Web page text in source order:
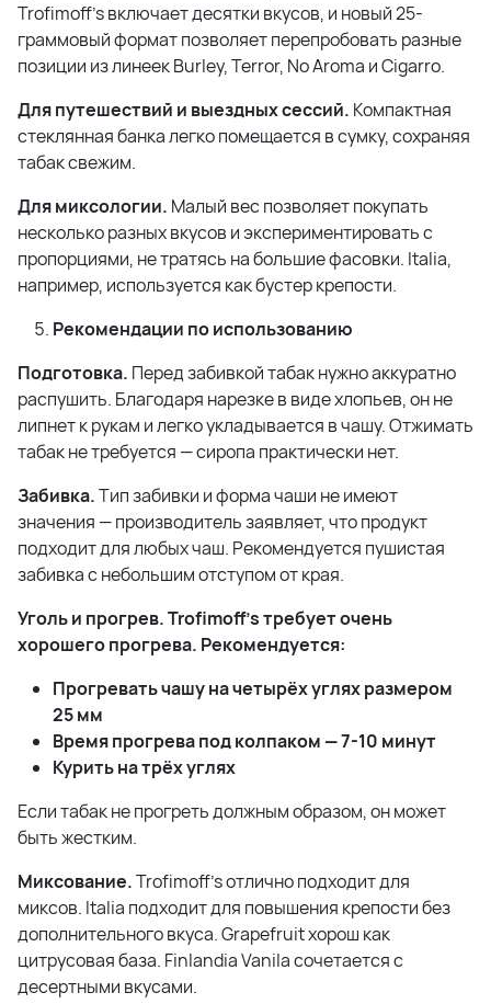
Trofimoff's включает десятки вкусов, и новый 25-
граммовый формат позволяет перепробовать разные
позиции из линеек Burley, Terror, No Aroma и Cigarro.
Для путешествий и выездных сессий. Компактная
стеклянная банка легко помещается в сумку, сохраняя
табак свежим.
Для миксологии. Малый вес позволяет покупать
несколько разных вкусов и экспериментировать с
пропорциями, не тратясь на большие фасовки. Italia,
например, используется как бустер крепости.
Рекомендации по использованию
Подготовка. Перед забивкой табак нужно аккуратно
распушить. Благодаря нарезке в виде хлопьев, он не
липнет к рукам и легко укладывается в чашу. Отжимать
табак не требуется — сиропа практически нет.
Забивка.Тип забивки и форма чаши не имеют
значения — производитель заявляет, что продукт
подходит для любых чаш. Рекомендуется пушистая
забивка с небольшим отступом от края.
Уголь и прогрев. Trofimoff's требует очень
хорошего прогрева. Рекомендуется:
Прогревать чашу на четырёх углях размером
25 мм
Время прогрева под колпаком — 7-10 минут
Курить на трёх углях
Если табак не прогреть должным образом, он может
быть жестким.
Миксование.Trofimoff's отлично подходит для
миксов. Italia подходит для повышения крепости без
дополнительного вкуса. Grapefruit хорош как
цитрусовая база. Finlandia Vanila сочетается с
десертными вкусами.